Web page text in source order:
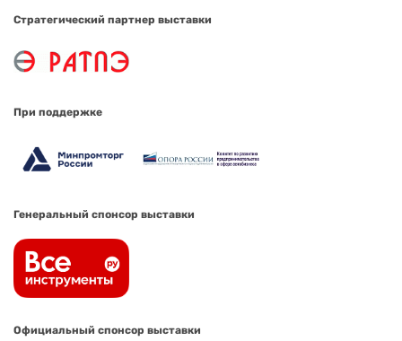
Стратегический партнер выставки
При поддержке
Генеральный спонсор выставки
Официальный спонсор выставки